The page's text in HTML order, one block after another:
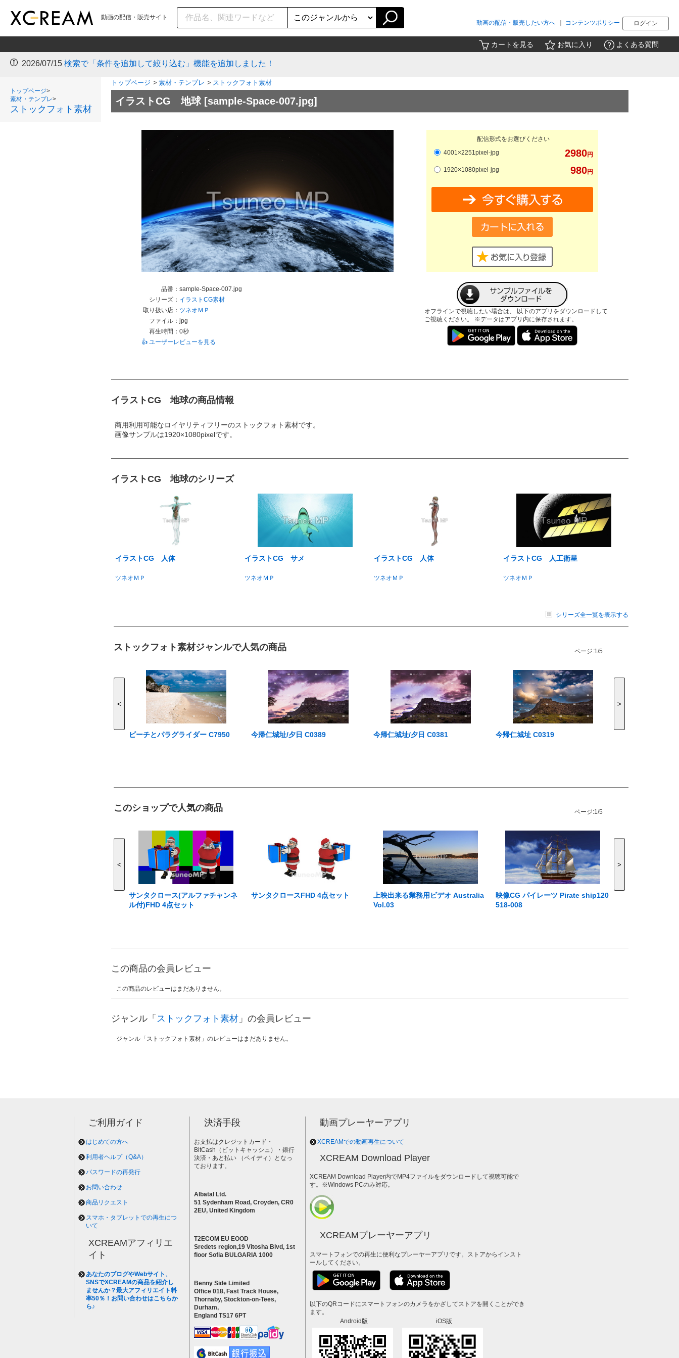
動画の配信・販売サイト
ログイン
コンテンツポリシー
動画の配信・販売したい方へ
カートを見る お気に入り よくある質問
2026/07/15 検索で「条件を追加して絞り込む」機能を追加しました！
トップページ>
素材・テンプレ>
ストックフォト素材
トップページ > 素材・テンプレ > ストックフォト素材
イラストCG 地球 [sample-Space-007.jpg]
品番： sample-Space-007.jpg
シリーズ： イラストCG素材
取り扱い店： ツネオＭＰ
ファイル： jpg
再生時間： 0秒
👍 ユーザーレビューを見る
配信形式をお選びください
2980円
4001×2251pixel-jpg
980円
1920×1080pixel-jpg
オフラインで視聴したい場合は、 以下のアプリをダウンロードして
ご視聴ください。 ※データはアプリ内に保存されます。
イラストCG 地球の商品情報
商用利用可能なロイヤリティフリーのストックフォト素材です。
画像サンプルは1920×1080pixelです。
イラストCG 地球のシリーズ
イラストCG 人体
ツネオＭＰ
イラストCG サメ
ツネオＭＰ
イラストCG 人体
ツネオＭＰ
イラストCG 人工衛星
ツネオＭＰ
シリーズ全一覧を表示する
ストックフォト素材ジャンルで人気の商品 ページ:1/5
<
ビーチとパラグライダー C7950 今帰仁城址/夕日 C0389 今帰仁城址/夕日 C0381 今帰仁城址 C0319
>
このショップで人気の商品 ページ:1/5
<
サンタクロース(アルファチャンネ
ル付)FHD 4点セット
サンタクロースFHD 4点セット
上映出来る業務用ビデオ Australia
Vol.03
映像CG パイレーツ Pirate ship120
518-008
>
この商品の会員レビュー
この商品のレビューはまだありません。
ジャンル「 ストックフォト素材 」の会員レビュー
ジャンル「ストックフォト素材」のレビューはまだありません。
ご利用ガイド
はじめての方へ
利用者ヘルプ（Q&A）
パスワードの再発行
お問い合わせ
商品リクエスト
スマホ・タブレットでの再生につ
いて
XCREAMアフィリエ
イト
あなたのブログやWebサイト、
SNSでXCREAMの商品を紹介し
ませんか？最大アフィリエイト料
率50％！お問い合わせはこちらか
ら♪
決済手段
お支払はクレジットカード・
BitCash（ビットキャッシュ）・銀行
決済・あと払い （ペイディ）となっ
ております。
Albatal Ltd.
51 Sydenham Road, Croyden, CR0
2EU, United Kingdom
T2ECOM EU EOOD
Sredets region,19 Vitosha Blvd, 1st
floor Sofia BULGARIA 1000
Benny Side Limited
Office 018, Fast Track House,
Thornaby, Stockton-on-Tees,
Durham,
England TS17 6PT
動画プレーヤーアプリ
XCREAMでの動画再生について
XCREAM Download Player
XCREAM Download Player内でMP4ファイルをダウンロードして視聴可能で
す。※Windows PCのみ対応。
XCREAMプレーヤーアプリ
スマートフォンでの再生に便利なプレーヤーアプリです。ストアからインスト
ールしてください。
以下のQRコードにスマートフォンのカメラをかざしてストアを開くことができ
ます。
Android版
iOS版